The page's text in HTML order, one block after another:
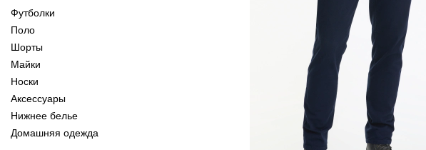
Футболки
Поло
Шорты
Майки
Носки
Аксессуары
Нижнее белье
Домашняя одежда